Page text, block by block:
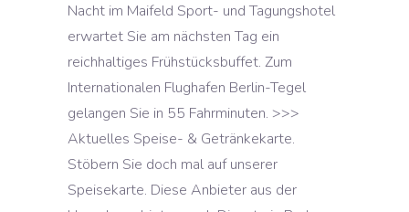
Nacht im Maifeld Sport- und Tagungshotel
erwartet Sie am nächsten Tag ein
reichhaltiges Frühstücksbuffet. Zum
Internationalen Flughafen Berlin-Tegel
gelangen Sie in 55 Fahrminuten. >>>
Aktuelles Speise- & Getränkekarte.
Stöbern Sie doch mal auf unserer
Speisekarte. Diese Anbieter aus der